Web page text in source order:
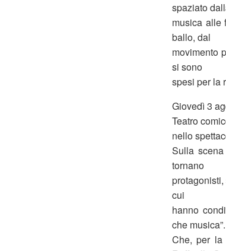
spaziato
musica alle
ballo, dal
movimento
si sono
spesi per la
Giovedì 3
Teatro
nello
Sulla
tornano
cui
hanno
che musica”.
Che, per la